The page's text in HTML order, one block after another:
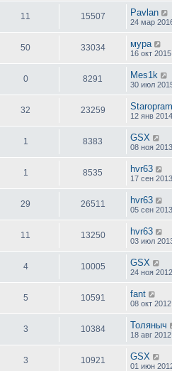
11 15507 Pavlan
24 мар
50 33034 мура
16 окт
0 8291 Mes1k
30 июл
32 23259
12 янв
1 8383 GSX
08 ноя
1 8535 hvr63
17 сен
29 26511 hvr63
05 сен
11 13250 hvr63
03 июл
4 10005 GSX
24 ноя
5 10591 fant
08 окт
3 10384 Толяныч
18 авг
3 10921 GSX
01 июн